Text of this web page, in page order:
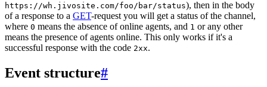
https://wh.jivosite.com/foo/bar/status), then in the body
of a response to a GET-request you will get a status of the channel,
where 0 means the absence of online agents, and 1 or any other
means the presence of agents online. This only works if it's a
successful response with the code 2xx.
Event structure#